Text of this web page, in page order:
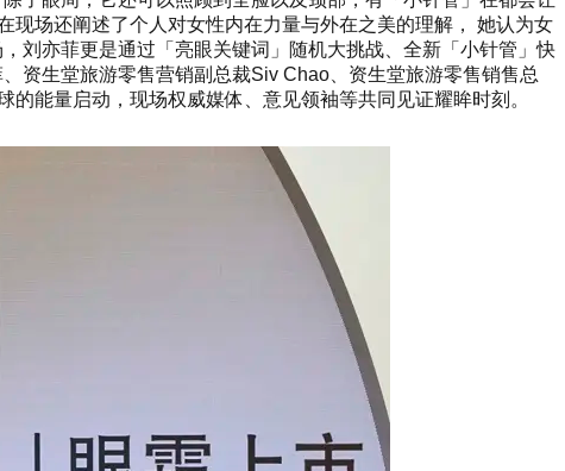
现场还阐述了个人对女性内在力量与外在之美的理解， 她认为女
刘亦菲更是通过「亮眼关键词」随机大挑战、全新「小针管」快
资生堂旅游零售营销副总裁Siv Chao、资生堂旅游零售销售总
能量启动，现场权威媒体、意见领袖等共同见证耀眸时刻。